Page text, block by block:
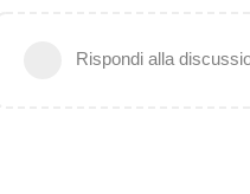
Rispondi alla